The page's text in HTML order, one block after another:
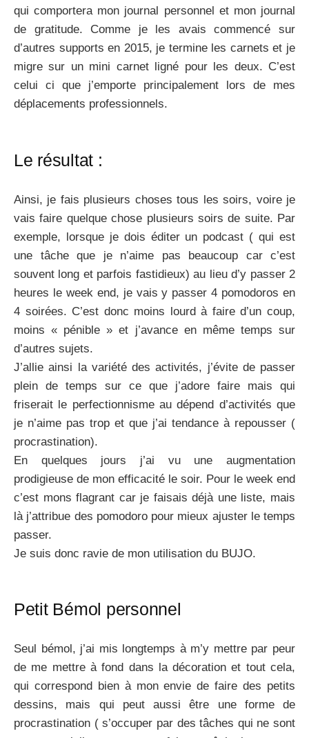
qui comportera mon journal personnel et mon journal
de gratitude. Comme je les avais commencé sur
d’autres supports en 2015, je termine les carnets et je
migre sur un mini carnet ligné pour les deux. C’est
celui ci que j’emporte principalement lors de mes
déplacements professionnels.
Le résultat :
Ainsi, je fais plusieurs choses tous les soirs, voire je
vais faire quelque chose plusieurs soirs de suite. Par
exemple, lorsque je dois éditer un podcast ( qui est
une tâche que je n’aime pas beaucoup car c’est
souvent long et parfois fastidieux) au lieu d’y passer 2
heures le week end, je vais y passer 4 pomodoros en
4 soirées. C’est donc moins lourd à faire d’un coup,
moins « pénible » et j’avance en même temps sur
d’autres sujets.
J’allie ainsi la variété des activités, j’évite de passer
plein de temps sur ce que j’adore faire mais qui
friserait le perfectionnisme au dépend d’activités que
je n’aime pas trop et que j’ai tendance à repousser (
procrastination).
En quelques jours j’ai vu une augmentation
prodigieuse de mon efficacité le soir. Pour le week end
c’est mons flagrant car je faisais déjà une liste, mais
là j’attribue des pomodoro pour mieux ajuster le temps
passer.
Je suis donc ravie de mon utilisation du BUJO.
Petit Bémol personnel
Seul bémol, j’ai mis longtemps à m’y mettre par peur
de me mettre à fond dans la décoration et tout cela,
qui correspond bien à mon envie de faire des petits
dessins, mais qui peut aussi être une forme de
procrastination ( s’occuper par des tâches qui ne sont